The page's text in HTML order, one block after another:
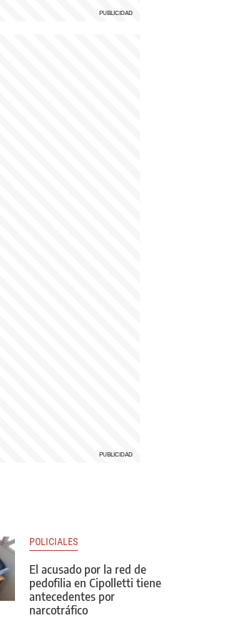
POLICIALES
El acusado por la red de
pedofilia en Cipolletti tiene
antecedentes por
narcotráfico